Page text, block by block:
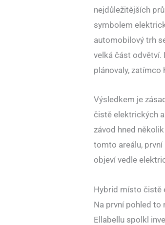
nejdůležitějších
symbolem
automobilový trh
velká část odvětví.
plánovaly, zatímco
Výsledkem je
čistě elektrických
závod hned
tomto areálu, první
objeví vedle
Hybrid místo čistě
Na první pohled to
Ellabellu spolkl